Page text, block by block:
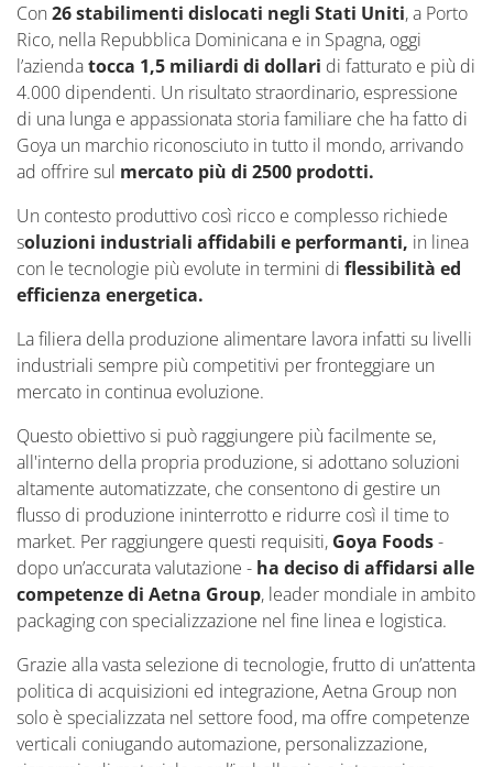
Con 26 stabilimenti dislocati negli Stati Uniti, a Porto
Rico, nella Repubblica Dominicana e in Spagna, oggi
l’aziendatocca 1,5 miliardi di dollari di fatturato e più di
4.000 dipendenti. Un risultato straordinario, espressione
di una lunga e appassionata storia familiare che ha fatto di
Goya un marchio riconosciuto in tutto il mondo, arrivando
ad offrire sul mercato più di 2500 prodotti.
Un contesto produttivo così ricco e complesso richiede
soluzioni industriali affidabili e performanti, in linea
con le tecnologie più evolute in termini di flessibilità ed
efficienza energetica.
La filiera della produzione alimentare lavora infatti su livelli
industriali sempre più competitivi per fronteggiare un
mercato in continua evoluzione.
Questo obiettivo si può raggiungere più facilmente se,
all'interno della propria produzione, si adottano soluzioni
altamente automatizzate, che consentono di gestire un
flusso di produzione ininterrotto e ridurre così il time to
market. Per raggiungere questi requisiti, Goya Foods-
dopo un’accurata valutazione - ha deciso di affidarsi alle
competenze di Aetna Group, leader mondiale in ambito
packaging con specializzazione nel fine linea e logistica.
Grazie alla vasta selezione di tecnologie, frutto di un’attenta
politica di acquisizioni ed integrazione, Aetna Group non
solo è specializzata nel settore food, ma offre competenze
verticali coniugando automazione, personalizzazione,